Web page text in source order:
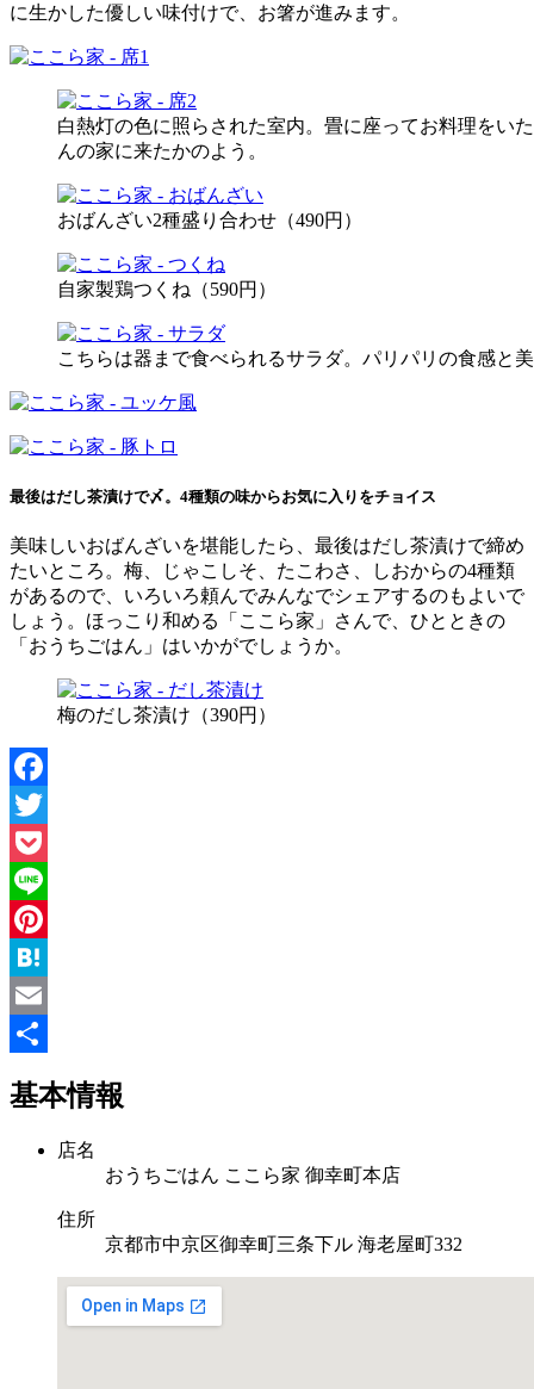
に生かした優しい味付けで、お箸が進みます。
白熱灯の色に照らされた室内。畳に座ってお料理をい
んの家に来たかのよう。
おばんざい2種盛り合わせ（490円）
自家製鶏つくね（590円）
こちらは器まで食べられるサラダ。パリパリの食感と
最後はだし茶漬けで〆。4種類の味からお気に入りをチョイス
美味しいおばんざいを堪能したら、最後はだし茶漬けで締め
たいところ。梅、じゃこしそ、たこわさ、しおからの4種類
があるので、いろいろ頼んでみんなでシェアするのもよいで
しょう。ほっこり和める「ここら家」さんで、ひとときの
「おうちごはん」はいかがでしょうか。
梅のだし茶漬け（390円）
Facebook
Twitter
Pocket
Line
Pinterest
Hatena
Email
有
基本情報
店名
おうちごはん ここら家 御幸町本店
住所
京都市中京区御幸町三条下ル 海老屋町332